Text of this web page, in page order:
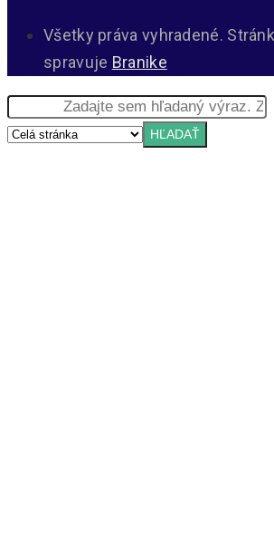
Všetky práva vyhradené.
spravuje Branike